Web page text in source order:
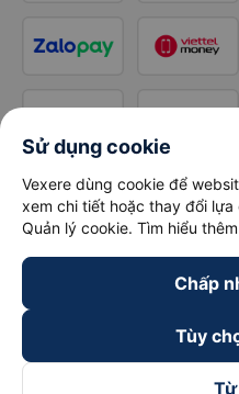
Sử dụng cookie
Vexere dùng cookie để
xem chi tiết hoặc thay đổi
Quản lý cookie. Tìm hiểu
Chấp
Tùy